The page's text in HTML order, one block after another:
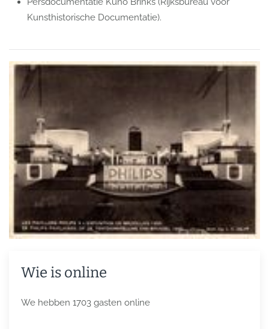
Kunsthistorische Documentatie).
Wie is online
We hebben 1703 gasten online